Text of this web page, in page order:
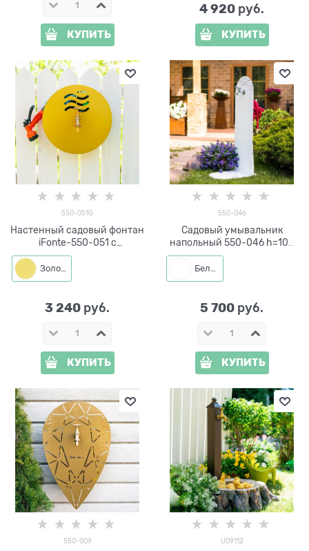
КУПИТЬ
4 920 руб.
КУПИТЬ
550-051G
Настенный садовый фонтан
iFonte-550-051 с
кронштейном для шланга
Золото
3 240 руб.
КУПИТЬ
550-046
Садовый умывальник
напольный 550-046 h=100
Белый
5 700 руб.
КУПИТЬ
550-009 U09112